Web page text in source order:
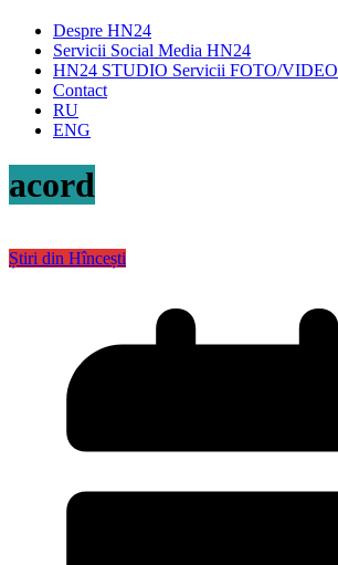
Despre HN24
Servicii Social Media HN24
HN24 STUDIO Servicii FOTO/VIDEO
Contact
RU
ENG
acord
Știri din Hîncești